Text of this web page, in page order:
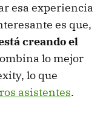
esa experiencia
es que,
creando el
lo mejor
lo que
asistentes.